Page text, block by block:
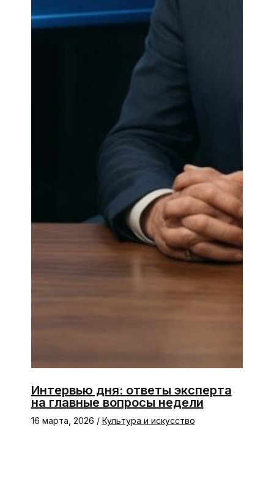
Интервью дня: ответы эксперта
на главные вопросы недели
16 марта, 2026 / Культура и искусство